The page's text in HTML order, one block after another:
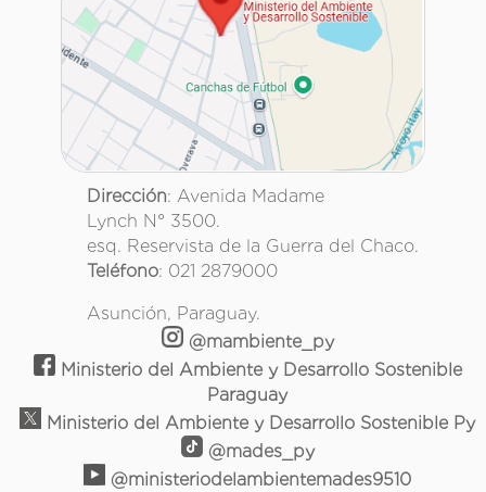
Dirección: Avenida Madame
Lynch N° 3500.
esq. Reservista de la Guerra del Chaco.
Teléfono: 021 2879000
Asunción, Paraguay.
@mambiente_py
Ministerio del Ambiente y Desarrollo Sostenible
Paraguay
Ministerio del Ambiente y Desarrollo Sostenible Py
@mades_py
@ministeriodelambientemades9510